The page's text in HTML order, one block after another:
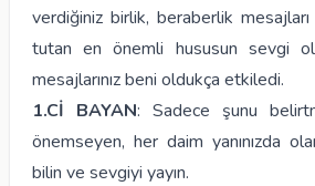
verdiğiniz birlik, beraberlik
tutan en önemli hususun sevgi
mesajlarınız beni oldukça etkiledi.
1.Cİ BAYAN: Sadece şunu
önemseyen, her daim yanınızda
bilin ve sevgiyi yayın.